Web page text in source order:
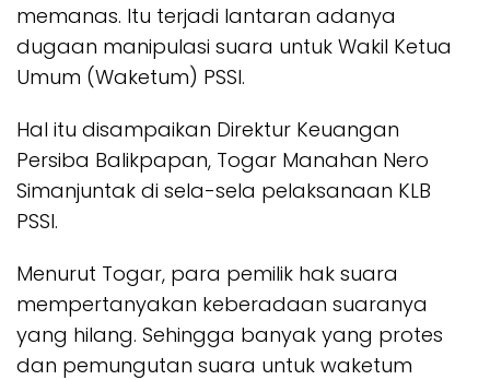
memanas. Itu terjadi lantaran adanya
dugaan manipulasi suara untuk Wakil Ketua
Umum (Waketum) PSSI.
Hal itu disampaikan Direktur Keuangan
Persiba Balikpapan, Togar Manahan Nero
Simanjuntak di sela-sela pelaksanaan KLB
PSSI.
Menurut Togar, para pemilik hak suara
mempertanyakan keberadaan suaranya
yang hilang. Sehingga banyak yang protes
dan pemungutan suara untuk waketum